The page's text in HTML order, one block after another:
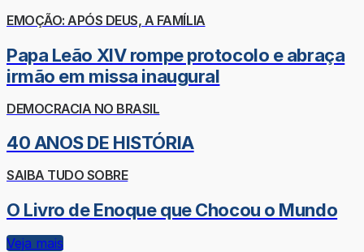
EMOÇÃO: APÓS DEUS, A FAMÍLIA
Papa Leão XIV rompe protocolo e abraça
irmão em missa inaugural
DEMOCRACIA NO BRASIL
40 ANOS DE HISTÓRIA
SAIBA TUDO SOBRE
O Livro de Enoque que Chocou o Mundo
Veja mais